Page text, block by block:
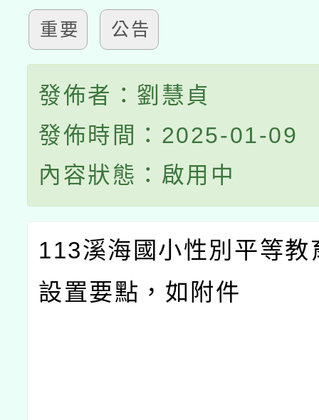
重要 公告
發佈者：劉慧貞
發佈時間：2025-01-09
內容狀態：啟用中
113溪海國小性別平等教
設置要點，如附件